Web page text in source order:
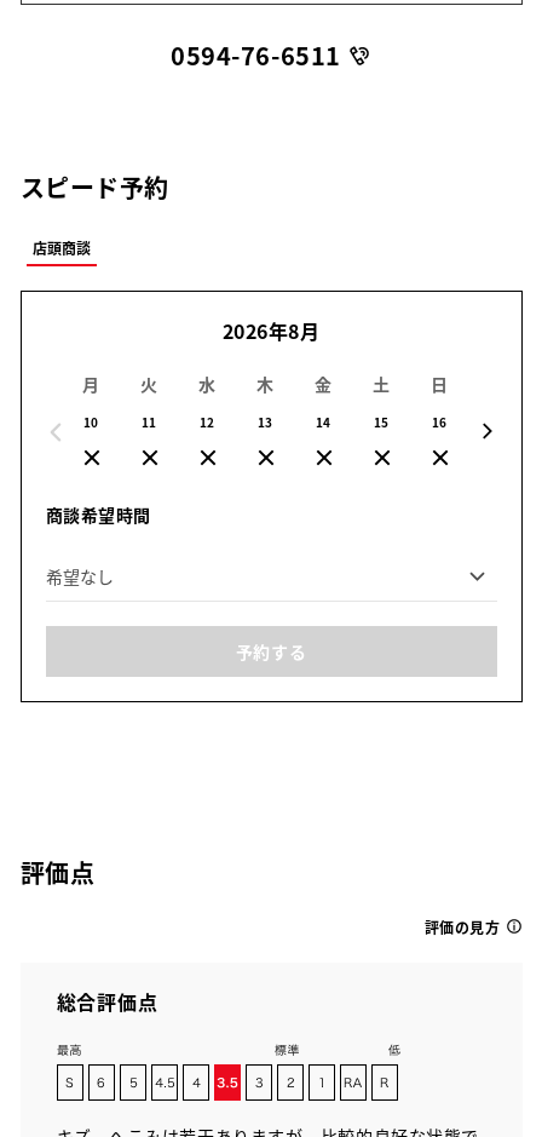
0594-76-6511
スピード予約
店頭商談
2026年8月
月
10
火
11
水
12
木
13
金
14
土
15
日
16
商談希望時間
予約する
評価点
評価の見方
総合評価点